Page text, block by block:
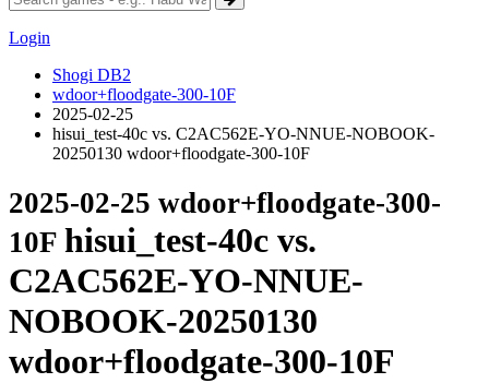
Login
Shogi DB2
wdoor+floodgate-300-10F
2025-02-25
hisui_test-40c vs. C2AC562E-YO-NNUE-NOBOOK-
20250130 wdoor+floodgate-300-10F
2025-02-25 wdoor+floodgate-300-
10F hisui_test-40c vs.
C2AC562E-YO-NNUE-
NOBOOK-20250130
wdoor+floodgate-300-10F